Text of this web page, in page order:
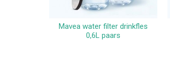
In winkelwagen
Mavea water filter drinkfles
0,6L paars